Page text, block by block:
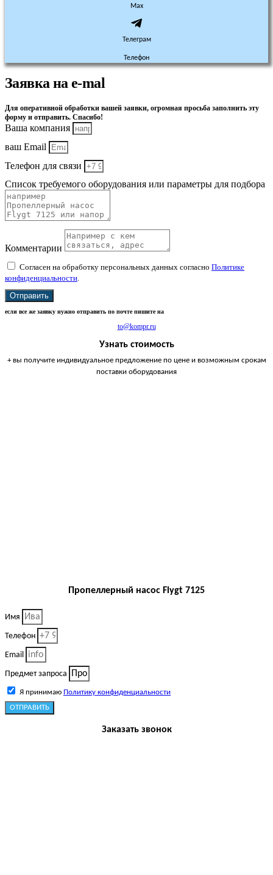
Max
Телеграм
Телефон
Заявка на e-mal
Для оперативной обработки вашей заявки, огромная просьба заполнить эту
форму и отправить. Спасибо!
Ваша компания
ваш Email
Телефон для связи
Список требуемого оборудования или параметры для подбора
Комментарии
Согласен на обработку персональных данных согласно Политике
конфиденциальности
Отправить
если все же заявку нужно отправить по почте пишите на
to@kompr.ru
Узнать стоимость
+ вы получите индивидуальное предложение по цене и возможным срокам
поставки оборудования
Пропеллерный насос Flygt 7125
Имя
Телефон
Email
Предмет запроса
Я принимаю Политику конфиденциальности
ОТПРАВИТЬ
Заказать звонок